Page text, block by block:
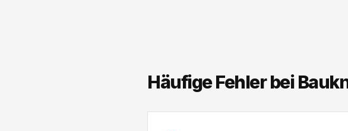
Häufige Fehler bei